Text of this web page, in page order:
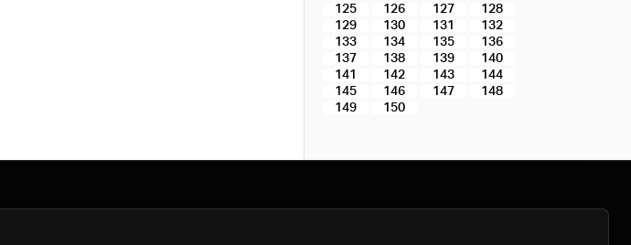
125
126 127
128
129
130 131
132
133
134 135
136
137
138 139
140
141
142 143
144
145
146 147
148
149
150